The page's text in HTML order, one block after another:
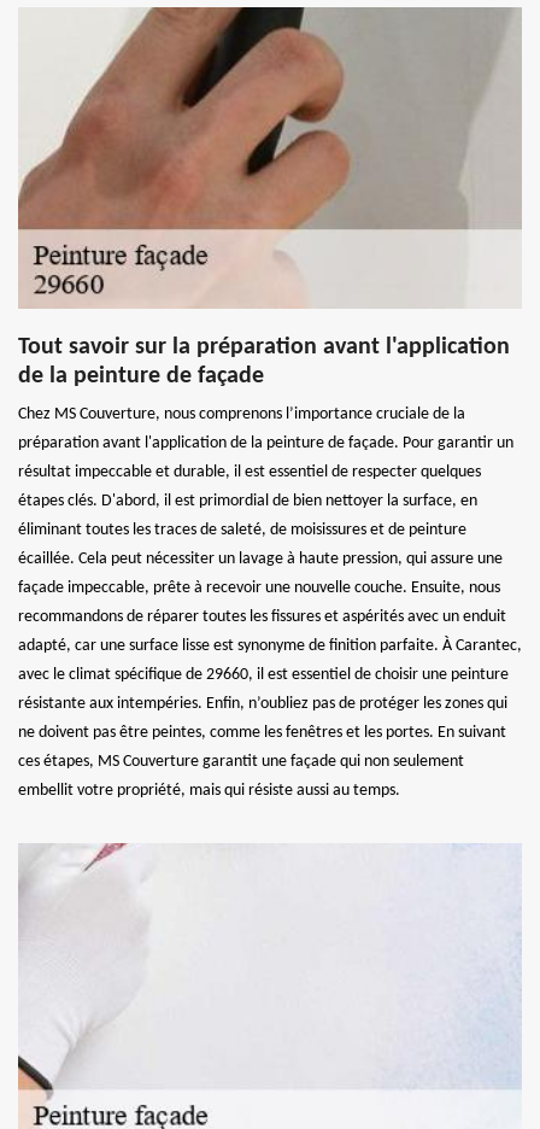
Tout savoir sur la préparation avant l'application
de la peinture de façade
Chez MS Couverture, nous comprenons l’importance cruciale de la
préparation avant l'application de la peinture de façade. Pour garantir un
résultat impeccable et durable, il est essentiel de respecter quelques
étapes clés. D'abord, il est primordial de bien nettoyer la surface, en
éliminant toutes les traces de saleté, de moisissures et de peinture
écaillée. Cela peut nécessiter un lavage à haute pression, qui assure une
façade impeccable, prête à recevoir une nouvelle couche. Ensuite, nous
recommandons de réparer toutes les fissures et aspérités avec un enduit
adapté, car une surface lisse est synonyme de finition parfaite. À Carantec,
avec le climat spécifique de 29660, il est essentiel de choisir une peinture
résistante aux intempéries. Enfin, n’oubliez pas de protéger les zones qui
ne doivent pas être peintes, comme les fenêtres et les portes. En suivant
ces étapes, MS Couverture garantit une façade qui non seulement
embellit votre propriété, mais qui résiste aussi au temps.